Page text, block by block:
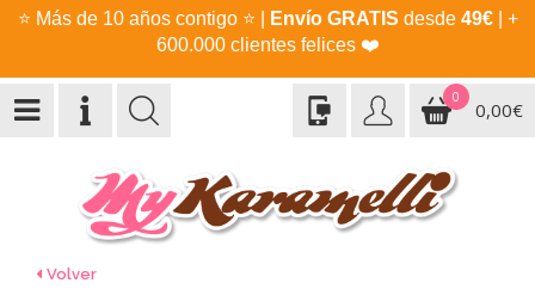
⭐ Más de 10 años contigo ⭐ Envío GRATIS desde 49€| +
600.000 clientes felices ❤️
0
0,00€
Volver